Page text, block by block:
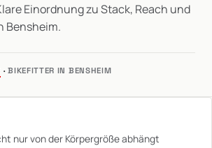
Einordnung zu Stack, Reach und
Bensheim.
· BIKEFITTER IN BENSHEIM
nur von der Körpergröße abhängt